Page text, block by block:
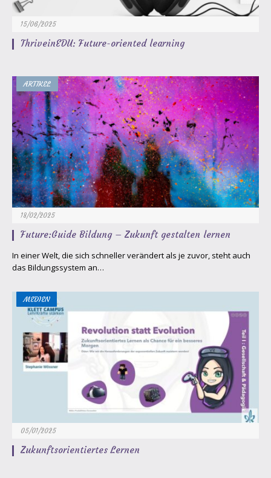
15/06/2025
ThriveinEDU: Future-oriented learning
ARTIKEL
18/02/2025
Future:Guide Bildung – Zukunft gestalten lernen
In einer Welt, die sich schneller verändert als je zuvor, steht auch
das Bildungssystem an…
MEDIEN
05/01/2025
Zukunftsorientiertes Lernen